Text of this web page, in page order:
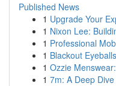
Published News
1 Upgrade Your
1 Nixon Lee:
1 Professional
1 Blackout
1 Ozzie
1 7m: A Deep